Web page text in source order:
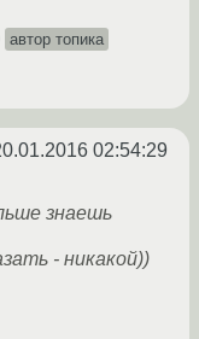
автор топика
02:54:29
знаешь
- никакой))